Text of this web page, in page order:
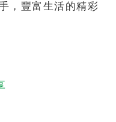
，豐富生活的精彩